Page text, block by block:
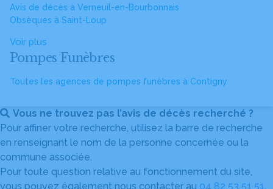
Avis de décès à Verneuil-en-Bourbonnais
Obsèques à Saint-Loup
Voir plus
Pompes Funèbres
Toutes les agences de pompes funèbres à Contigny
Vous ne trouvez pas l’avis de décès recherché ?
Pour affiner votre recherche, utilisez la barre de recherche
en renseignant le nom de la personne concernée ou la
commune associée.
Pour toute question relative au fonctionnement du site,
vous pouvez également nous contacter au 04 82 53 51 51.